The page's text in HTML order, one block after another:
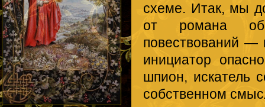
схеме. Итак, мы
от романа об
повествований —
инициатор
шпион, искатель
собственном